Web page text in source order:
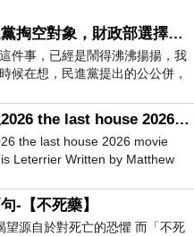
國票成為民進黨掏空對象，財政部選擇性失憶
件事，已經是鬧得沸沸揚揚，我
候在想，民進黨提出的公公併，
通黨庫，鬧出最大的醜
電影最後孤屋2026 the last house 2026 movie
the last house 2026 movie
Leterrier Written by Matthew
Greta Lee Wa
-【不死藥】
望源自於對死亡的恐懼 而「不死